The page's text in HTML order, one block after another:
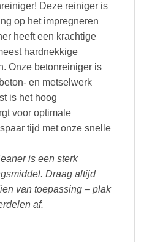
Deze reiniger is
op het impregneren
heeft een krachtige
hardnekkige
Onze betonreiniger is
en metselwerk
is het hoog
voor optimale
tijd met onze snelle
is een sterk
Draag altijd
van toepassing – plak
af.